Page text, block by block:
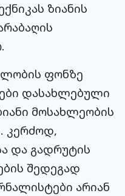
ზიანის
ფონზე
დასახლებული
მოსახლეობის
კერძოდ,
და გადრუტის
შედეგად
არიან